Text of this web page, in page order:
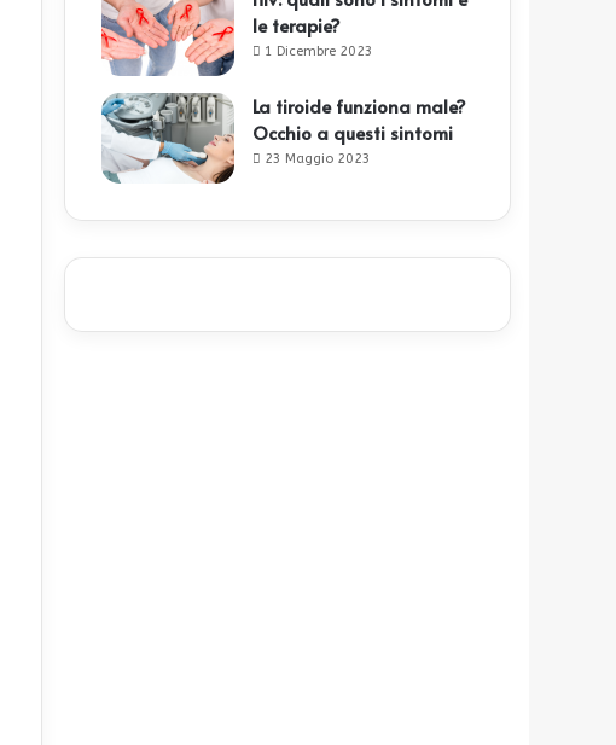
le terapie?
1 Dicembre 2023
La tiroide funziona male?
Occhio a questi sintomi
23 Maggio 2023